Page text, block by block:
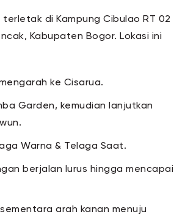
di Kampung Cibulao RT 02
Kabupaten Bogor. Lokasi ini
ke Cisarua.
Garden, kemudian lanjutkan
Warna & Telaga Saat.
berjalan lurus hingga mencapai
arah kanan menuju